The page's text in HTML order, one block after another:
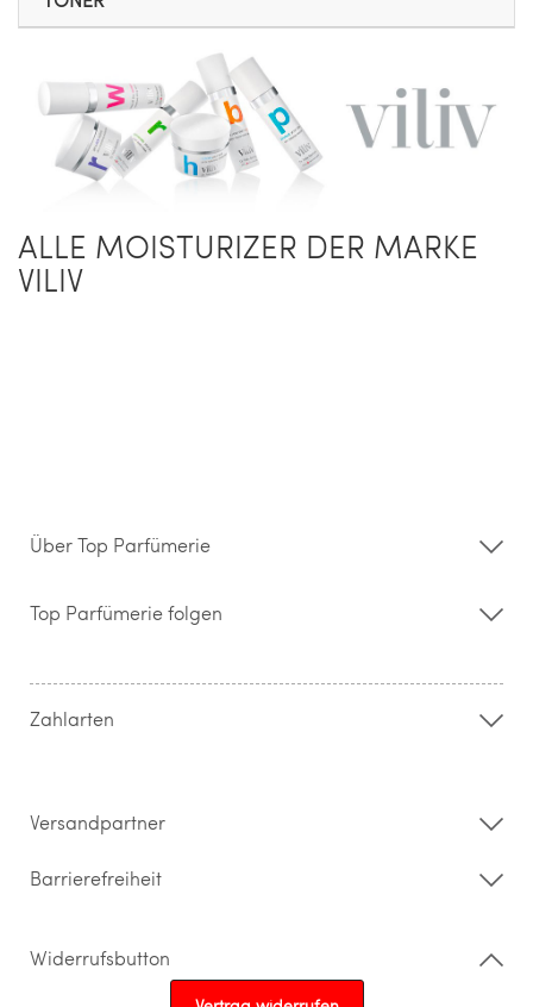
ALLE MOISTURIZER DER MARKE
VILIV
Über Top Parfümerie
Storefinder
Kontakt
Widerrufsrecht & Rückgabebedingungen
Top Parfümerie folgen
Zahlarten
Versandpartner
Barrierefreiheit
Widerrufsbutton